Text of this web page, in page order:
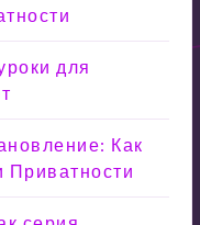
для
Как
Приватности